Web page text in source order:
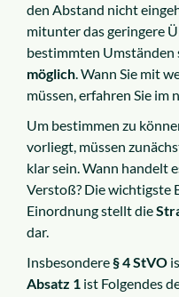
den Abstand nicht
mitunter das geringere
bestimmten Umständen
möglich. Wann Sie mit
müssen, erfahren Sie im
Um bestimmen zu
vorliegt, müssen
klar sein. Wann handelt
Verstoß? Die wichtigste
Einordnung stellt die
dar.
Insbesondere§ 4 StVO
Absatz 1 ist Folgendes